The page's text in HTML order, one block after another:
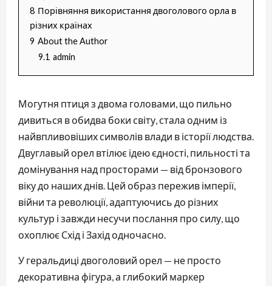
8 Порівняння використання двоголового орла в
різних країнах
9 About the Author
9.1 admin
Могутня птиця з двома головами, що пильно
дивиться в обидва боки світу, стала одним із
найвпливовіших символів влади в історії людства.
Двуглавый орел втілює ідею єдності, пильності та
домінування над просторами — від бронзового
віку до наших днів. Цей образ пережив імперії,
війни та революції, адаптуючись до різних
культур і завжди несучи послання про силу, що
охоплює Схід і Захід одночасно.
У геральдиці двоголовий орел — не просто
декоративна фігура, а глибокий маркер